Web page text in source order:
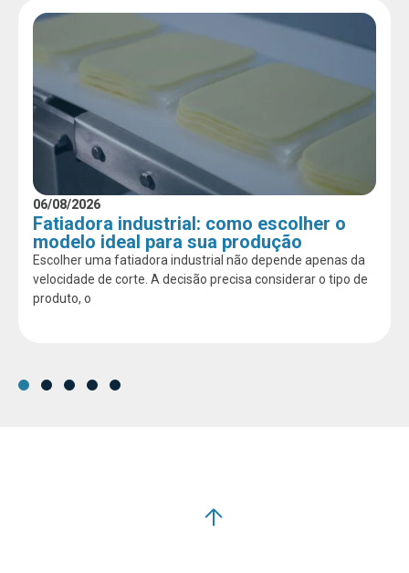
06/08/2026
Fatiadora industrial: como escolher o
modelo ideal para sua produção
Escolher uma fatiadora industrial não depende apenas da
velocidade de corte. A decisão precisa considerar o tipo de
produto, o